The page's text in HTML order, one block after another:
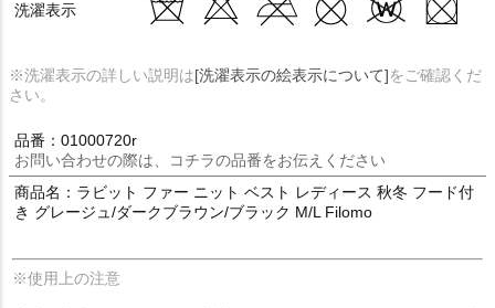
洗濯表示
※洗濯表示の詳しい説明は[洗濯表示の絵表示について]をご確認くだ
さい。
品番：01000720r
お問い合わせの際は、コチラの品番をお伝えください
商品名：ラビット ファー ニット ベスト レディース 秋冬 フード付
き グレージュ/ダークブラウン/ブラック M/L Filomo
※使用上の注意